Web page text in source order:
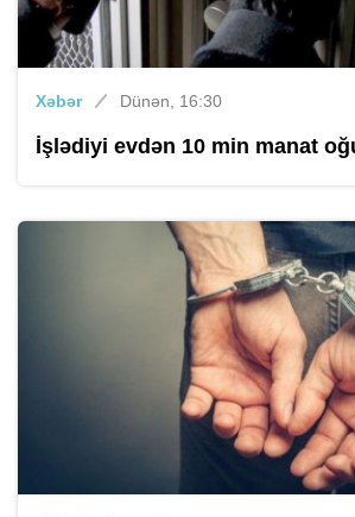
Xəbər Dünən, 16:30
İşlədiyi evdən 10 min manat